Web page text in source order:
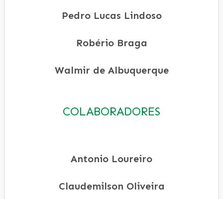
Pedro Lucas Lindoso
Robério Braga
Walmir de Albuquerque
COLABORADORES
Antonio Loureiro
Claudemilson Oliveira